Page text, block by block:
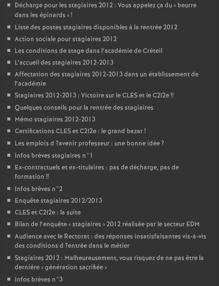
Décharge pour les stagiaires 2012 : Vous appelez ça du « beurre
dans les épinards »!
Liste des postes stagiaires disponibles à la rentrée 2012
Action sociale pour stagiaires 2012
Les conditions de stage dans l’académie de Créteil
L’accueil des stagiaires 2012-2013
Affectation des stagiaires 2012-2013 dans un établissement de
l’académie
Stagiaires 2012-2013 : Victoire sur leCLESet le C2I2e!!
Quelques conseils pour la rentrée des stagiaires
Mémo stagiaires 2012-2013
Certifications CLESet C2I2e : le grand bazar!
Les emplois d ?avenir professeur : une bonne idée?
Infos brèves stagiaires n°1
Ex-contractuels et ex-titulaires : pas de décharge, pas de
formation !!
Infos brèves n°2
Enquête stagiaires 2012/2013
CLESet C2I2e : la suite
Bilan de l’enquête «stagiaires » 2012 réalisée par le secteur EDM
Audience avec le Rectorat : des réponses insatisfaisantes vis-à-vis
des conditions d ?entrée dans le métier
Stagiaires 2012 : Malheureusement, vous risquez de ne pas être la
dernière «génération sacrifiée»
Infos brèves n°3